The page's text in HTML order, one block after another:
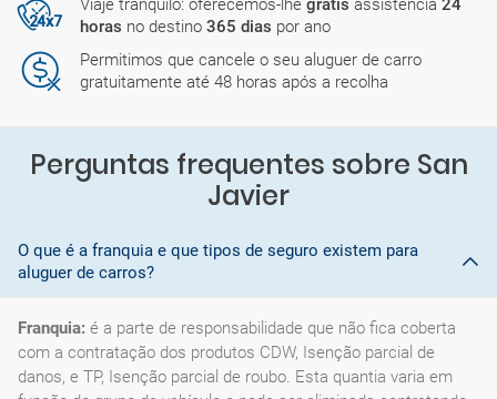
Viaje tranquilo: oferecemos-lhe gratis assistência 24
horas no destino 365 dias por ano
Permitimos que cancele o seu aluguer de carro
gratuitamente até 48 horas após a recolha
Perguntas frequentes sobre San
Javier
O que é a franquia e que tipos de seguro existem para
aluguer de carros?
Franquia: é a parte de responsabilidade que não fica coberta
com a contratação dos produtos CDW, Isenção parcial de
danos, e TP, Isenção parcial de roubo. Esta quantia varia em